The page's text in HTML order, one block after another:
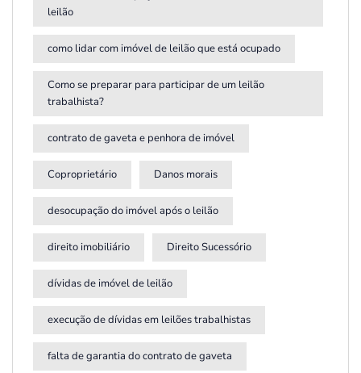
leilão
como lidar com imóvel de leilão que está ocupado
Como se preparar para participar de um leilão
trabalhista?
contrato de gaveta e penhora de imóvel
Coproprietário Danos morais
desocupação do imóvel após o leilão
direito imobiliário Direito Sucessório
dívidas de imóvel de leilão
execução de dívidas em leilões trabalhistas
falta de garantia do contrato de gaveta